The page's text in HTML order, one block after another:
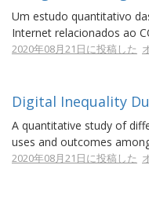
Um estudo quantitativo
Internet relacionados ao
2020年08月21日に投稿した
Digital Inequality
A quantitative study of
uses and outcomes
2020年08月21日に投稿した